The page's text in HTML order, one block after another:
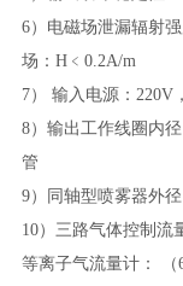
6）电磁场泄漏辐射
场：H﹤0.2A/m
7） 输入电源：220V
8）输出工作线圈内
管
9）同轴型喷雾器外
10）三路气体控制流
等离子气流量计：
（